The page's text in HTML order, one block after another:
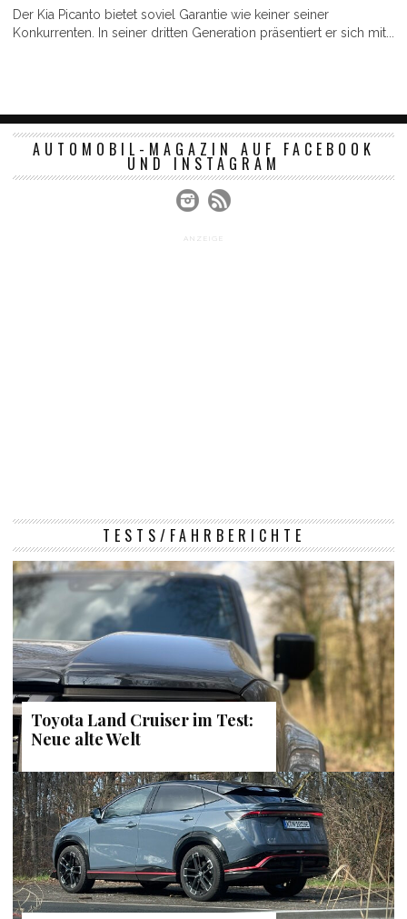
Der Kia Picanto bietet soviel Garantie wie keiner seiner
Konkurrenten. In seiner dritten Generation präsentiert er sich mit...
AUTOMOBIL-MAGAZIN AUF FACEBOOK
UND INSTAGRAM
ANZEIGE
TESTS/FAHRBERICHTE
Toyota Land Cruiser im Test:
Neue alte Welt